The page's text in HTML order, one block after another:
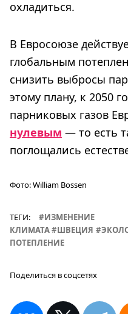
охладиться.
В Евросоюзе
глобальным
снизить выбросы
этому плану, к 2050
парниковых газов
нулевым — то есть
поглощались
Фото:William Bossen
ТЕГИ:
ИЗМЕНЕНИЕ
КЛИМАТА
ШВЕЦИЯ
ПОТЕПЛЕНИЕ
Поделиться в соцсетях